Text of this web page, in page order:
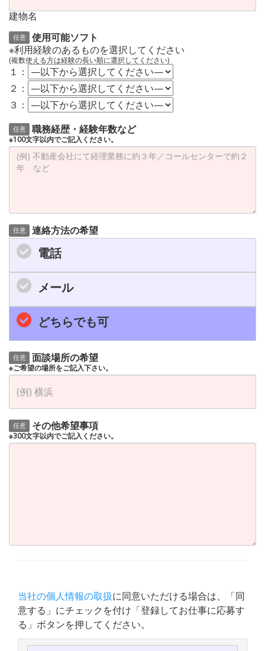
建物名
任意
使用可能ソフト
※利用経験のあるものを選択してください
(複数使える方は経験の長い順に選択してください)
１：
２：
３：
任意 職務経歴・経験年数など
※100文字以内でご記入ください。
任意 連絡方法の希望
電話
メール
どちらでも可
任意 面談場所の希望
※ご希望の場所をご記入下さい。
任意 その他希望事項
※300文字以内でご記入ください。
当社の個人情報の取扱に同意いただける場合は、「同
意する」にチェックを付け「登録してお仕事に応募す
る」ボタンを押してください。